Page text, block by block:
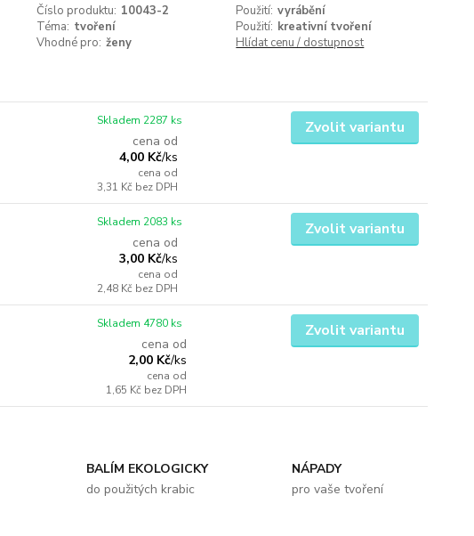
Číslo produktu: 10043-2 Použití: vyrábění
Téma: tvoření Použití: kreativní tvoření
Vhodné pro: ženy Hlídat cenu / dostupnost
cena od
4,00 Kč/ks
cena od
3,31 Kč bez DPH
Skladem 2287 ks Zvolit variantu
cena od
3,00 Kč/ks
cena od
2,48 Kč bez DPH
Skladem 2083 ks Zvolit variantu
cena od
2,00 Kč/ks
cena od
1,65 Kč bez DPH
Skladem 4780 ks Zvolit variantu
BALÍM EKOLOGICKY
do použitých krabic
NÁPADY
pro vaše tvoření